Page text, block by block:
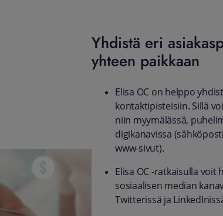
Yhdistä eri
yhteen paikkaan
Elisa OC on helppo
kontaktipisteisiin. Sillä
niin myymälässä,
digikanavissa
www-sivut).
Elisa OC -ratkaisulla voit
sosiaalisen median
Twitterissä ja